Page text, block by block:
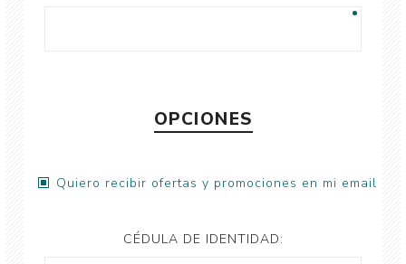
OPCIONES
Quiero recibir ofertas y promociones en mi email
CÉDULA DE IDENTIDAD: